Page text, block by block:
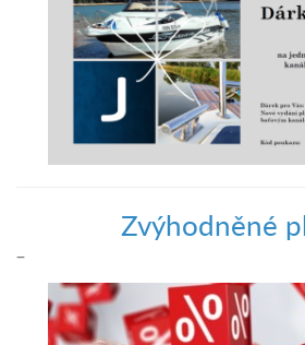
Zvýhodněné
–